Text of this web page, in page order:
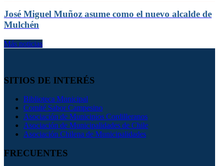
José Miguel Muñoz asume como el nuevo alcalde de
Mulchén
Más noticias
SITIOS DE INTERÉS
Biblioteca Municipal
Comité Sabor Campesino
Asociación de Municipios Cordilleranos
Asociación de Municipalidades de Chile
Asociación Chilena de Municipalidades
FRECUENTES